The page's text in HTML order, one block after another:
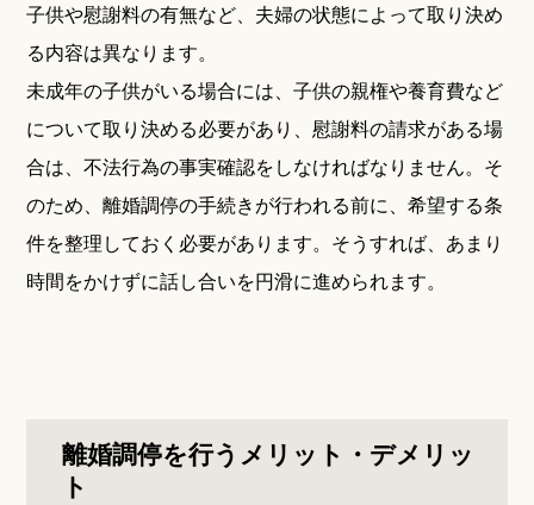
子供や慰謝料の有無など、夫婦の状態によって取り決め
る内容は異なります。
未成年の子供がいる場合には、子供の親権や養育費など
について取り決める必要があり、慰謝料の請求がある場
合は、不法行為の事実確認をしなければなりません。そ
のため、離婚調停の手続きが行われる前に、希望する条
件を整理しておく必要があります。そうすれば、あまり
時間をかけずに話し合いを円滑に進められます。
離婚調停を行うメリット・デメリッ
ト